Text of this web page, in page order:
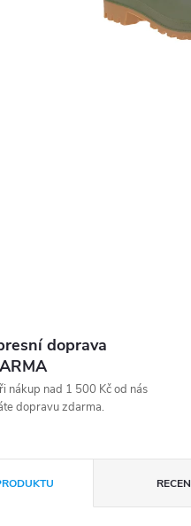
doprava
nákup nad 1 500 Kč od nás
dopravu zdarma.